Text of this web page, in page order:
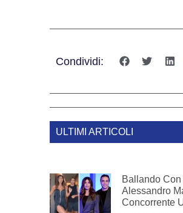
Condividi:
ULTIMI ARTICOLI
Ballando
Alessandro
Concorrente